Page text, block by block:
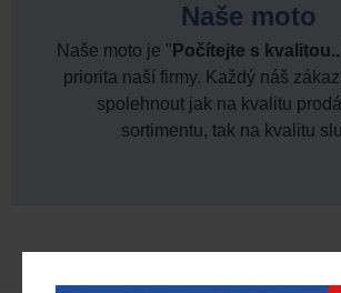
Naše moto
Naše moto je " Počítejte s
priorita naší firmy. Každý náš
spolehnout jak na kvalitu
sortimentu, tak na kvalitu
VÝHRADNĚ